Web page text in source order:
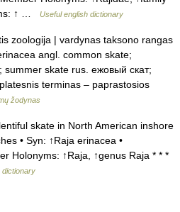
↑ …
Useful english dictionary
zoologija | vardynas taksono rangas
angl. common skate;
skate rus. ежовый скат;
terminas – paprastosios
žodynas
skate in North American inshore
• Syn: ↑Raja erinacea •
Holonyms: ↑Raja, ↑genus Raja * * *
dictionary